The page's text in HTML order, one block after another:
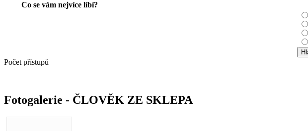
Co se vám nejvíce líbí?
Počet přístupů
Fotogalerie - ČLOVĚK ZE SKLEPA